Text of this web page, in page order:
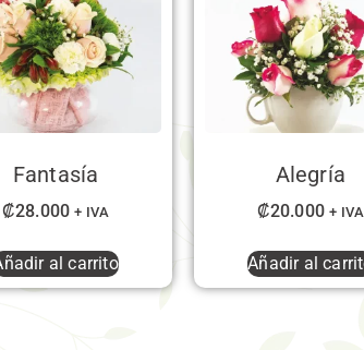
Fantasía
₡28.000 + IVA
al carrito
Alegría
₡20.000 + IVA
Añadir al